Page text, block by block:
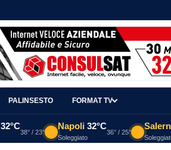
PALINSESTO FORMAT TV
32°C
38° / 23°
Napoli 32°C
Soleggiato
36° / 25°